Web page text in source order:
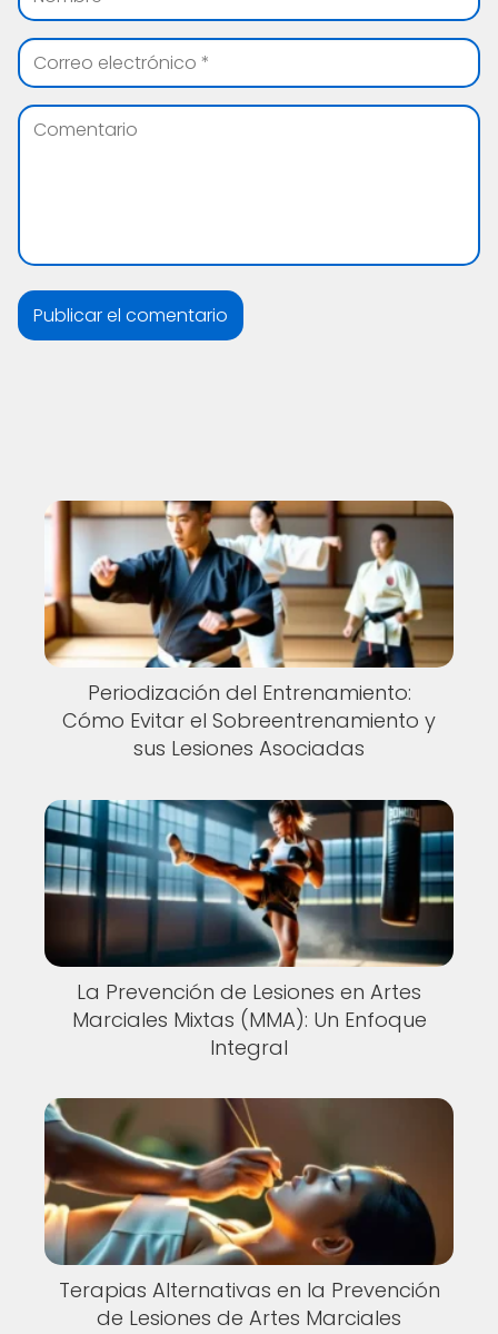
Periodización del Entrenamiento:
Cómo Evitar el Sobreentrenamiento y
sus Lesiones Asociadas
La Prevención de Lesiones en Artes
Marciales Mixtas (MMA): Un Enfoque
Integral
Terapias Alternativas en la Prevención
de Lesiones de Artes Marciales